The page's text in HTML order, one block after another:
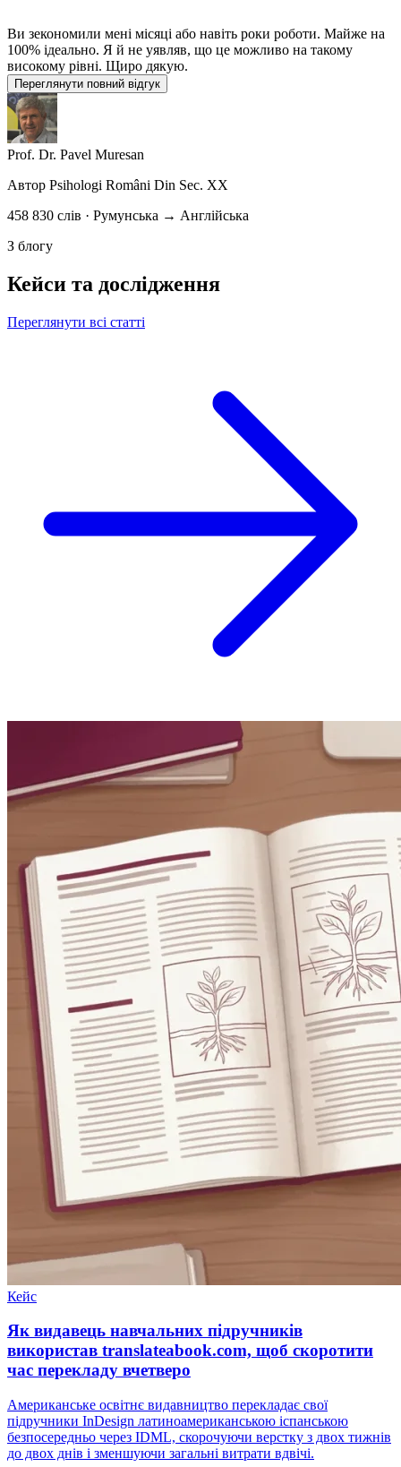
Ви зекономили мені місяці або навіть роки роботи. Майже на
100% ідеально. Я й не уявляв, що це можливо на такому
високому рівні. Щиро дякую.
Переглянути повний відгук
Prof. Dr. Pavel Muresan
Автор Psihologi Români Din Sec. XX
458 830 слів · Румунська → Англійська
З блогу
Кейси та дослідження
Переглянути всі статті
Кейс
Як видавець навчальних підручників
використав translateabook.com, щоб скоротити
час перекладу вчетверо
Американське освітнє видавництво перекладає свої
підручники InDesign латиноамериканською іспанською
безпосередньо через IDML, скорочуючи верстку з двох тижнів
до двох днів і зменшуючи загальні витрати вдвічі.